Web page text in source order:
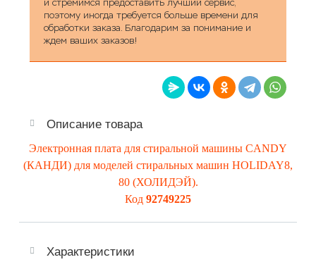
и стремимся предоставить лучший сервис,
поэтому иногда требуется больше времени для
обработки заказа. Благодарим за понимание и
ждем ваших заказов!
Описание товара
Электронная плата для стиральной машины CANDY
(КАНДИ) для моделей стиральных машин HOLIDAY8,
80 (ХОЛИДЭЙ).
Код 92749225
Характеристики